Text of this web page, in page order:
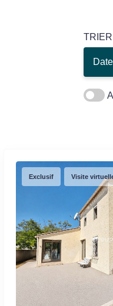
Exclusif Visite